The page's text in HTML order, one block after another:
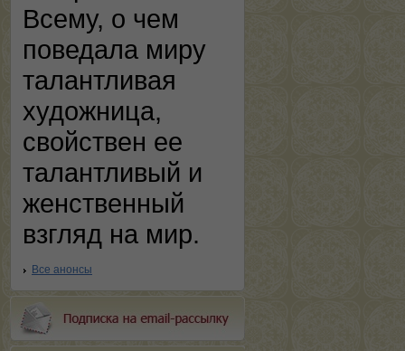
Всему, о чем
поведала миру
талантливая
художница,
свойствен ее
талантливый и
женственный
взгляд на мир.
Все анонсы